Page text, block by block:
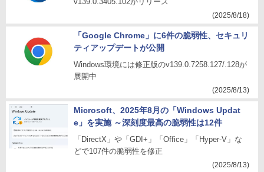
(2025/8/18)
「Google Chrome」に6件の脆弱性、セキュリ
ティアップデートが公開
Windows環境には修正版のv139.0.7258.127/.128が
展開中
(2025/8/13)
Microsoft、2025年8月の「Windows Updat
e」を実施 ～深刻度最高の脆弱性は12件
「DirectX」や「GDI+」「Office」「Hyper-V」な
どで107件の脆弱性を修正
(2025/8/13)